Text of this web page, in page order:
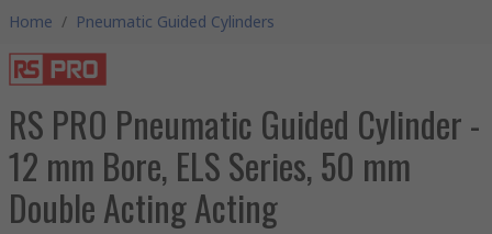
Home / Pneumatic Guided Cylinders
RS PRO Pneumatic Guided Cylinder -
12 mm Bore, ELS Series, 50 mm
Double Acting Acting